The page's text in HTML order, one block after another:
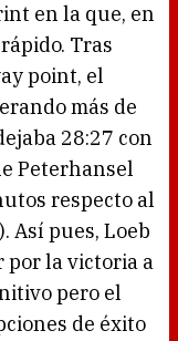
en la que, en
Tras
point, el
más de
28:27 con
Peterhansel
respecto al
Así pues, Loeb
por la victoria a
pero el
de éxito